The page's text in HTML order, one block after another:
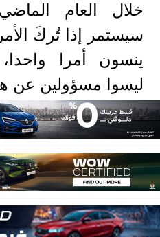
خلال العام
سيستمر إذا تُركَ
ينسون أمرا
ليسوا مسؤولين عن